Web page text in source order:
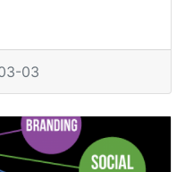
03